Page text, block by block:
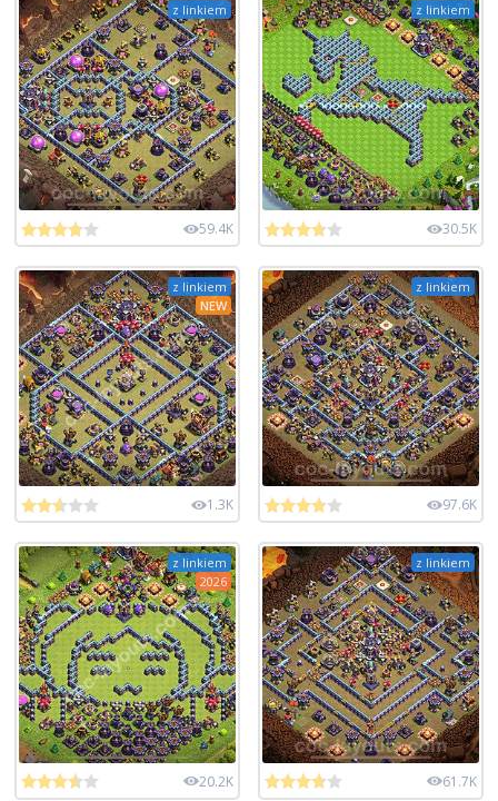
z linkiem
59.4K
z linkiem
30.5K
z linkiem
NEW
1.3K
z linkiem
97.6K
z linkiem
2026
20.2K
z linkiem
61.7K